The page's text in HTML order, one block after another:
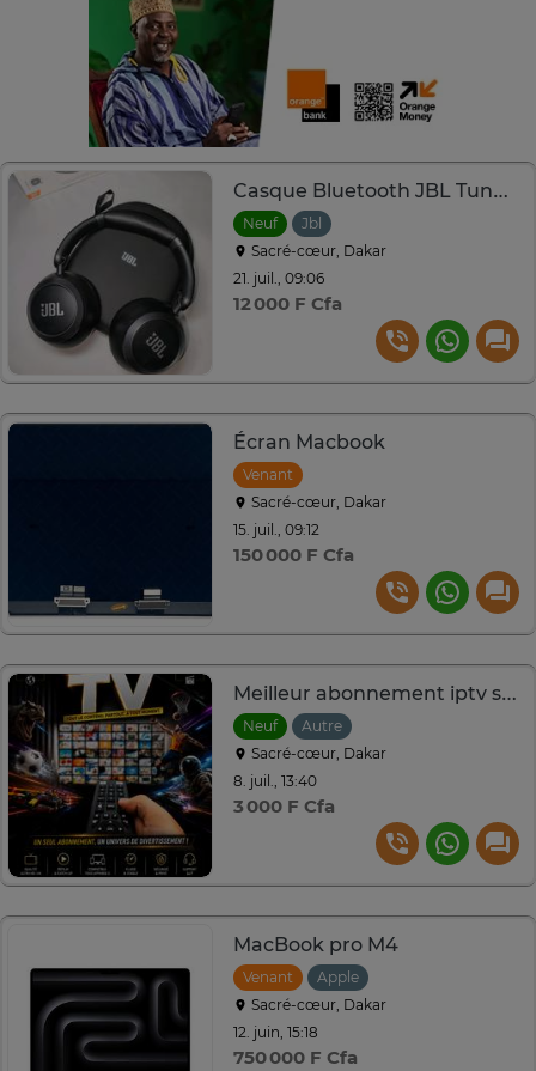
Casque Bluetooth JBL Tune A20
Neuf
Jbl
Sacré-cœur, Dakar
21. juil., 09:06
12 000 F Cfa
Écran Macbook
Venant
Sacré-cœur, Dakar
15. juil., 09:12
150 000 F Cfa
Meilleur abonnement iptv sans bugs(call)
Neuf
Autre
Sacré-cœur, Dakar
8. juil., 13:40
3 000 F Cfa
MacBook pro M4
Venant
Apple
Sacré-cœur, Dakar
12. juin, 15:18
750 000 F Cfa